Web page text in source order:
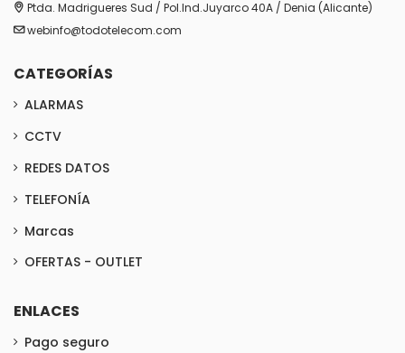
Ptda. Madrigueres Sud / Pol.Ind.Juyarco 40A / Denia (Alicante)
webinfo@todotelecom.com
CATEGORÍAS
ALARMAS
CCTV
REDES DATOS
TELEFONÍA
Marcas
OFERTAS - OUTLET
ENLACES
Pago seguro